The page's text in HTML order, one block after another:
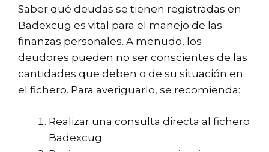
Saber qué deudas se tienen registradas en
Badexcug es vital para el manejo de las
finanzas personales. A menudo, los
deudores pueden no ser conscientes de las
cantidades que deben o de su situación en
el fichero. Para averiguarlo, se recomienda:
Realizar una consulta directa al fichero
Badexcug.